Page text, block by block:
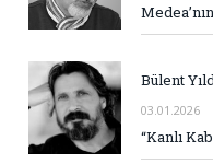
Bülent
03.01.2026
“Kanlı